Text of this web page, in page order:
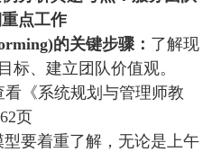
点工作
的关键步骤： 了解现
标、建立团队价值观。
看《系统规划与管理师教
页
要着重了解，无论是上午